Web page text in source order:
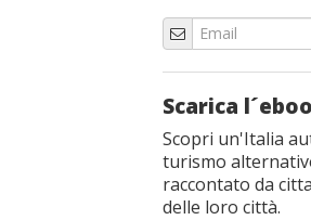
Scarica
Scopri un'Italia
turismo
raccontato da
delle loro città.